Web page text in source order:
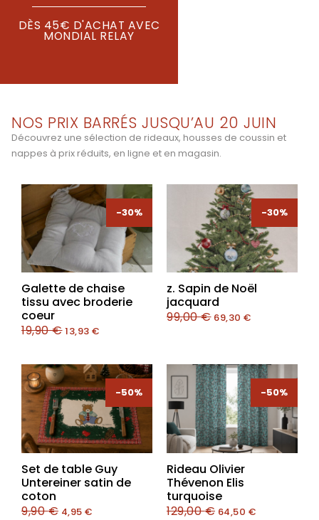
DÈS 45€ D'ACHAT AVEC
MONDIAL RELAY
NOS PRIX BARRÉS JUSQU’AU 20 JUIN
Découvrez une sélection de rideaux, housses de coussin et
nappes à prix réduits, en ligne et en magasin.
-30%
-30%
Galette de chaise
tissu avec broderie
coeur
19,90€13,93 €
-30%
-30%
z. Sapin de Noël
jacquard
99,00€ 69,30 €
-50%
-50%
Set de table Guy
Untereiner satin de
coton
9,90€ 4,95 €
-50%
-50%
Rideau Olivier
Thévenon Elis
turquoise
129,00€ 64,50 €